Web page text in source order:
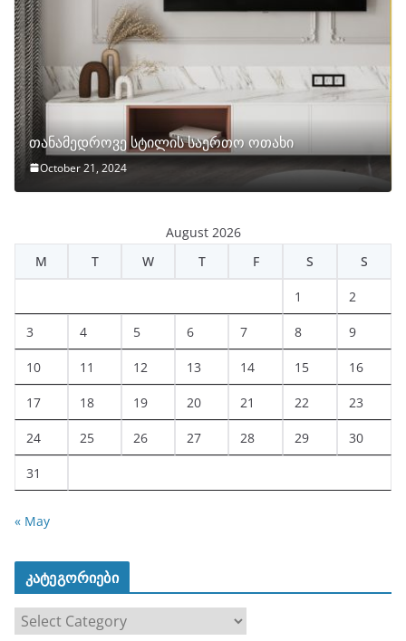
თანამედროვე სტილის საერთო ოთახი
October 21, 2024
August 2026
M
T W T F S S
1 2
3 4 5 6 7 8 9
10 11 12 13 14 15 16
17 18 19 20 21 22 23
24 25 26 27 28 29 30
31
« May
კატეგორიები